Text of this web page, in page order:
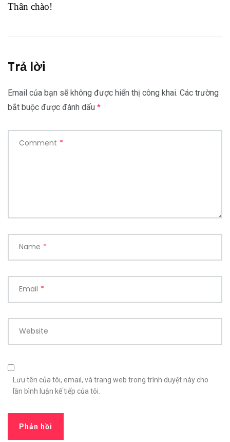
Thân chào!
Trả lời
Email của bạn sẽ không được hiển thị công khai. Các trường
bắt buộc được đánh dấu *
Comment *
Name *
Email *
Website
Lưu tên của tôi, email, và trang web trong trình duyệt này cho
lần bình luận kế tiếp của tôi.